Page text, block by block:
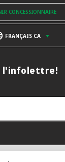
CONCESSIONNAIRE
FRANÇAIS CA
l'infolettre!